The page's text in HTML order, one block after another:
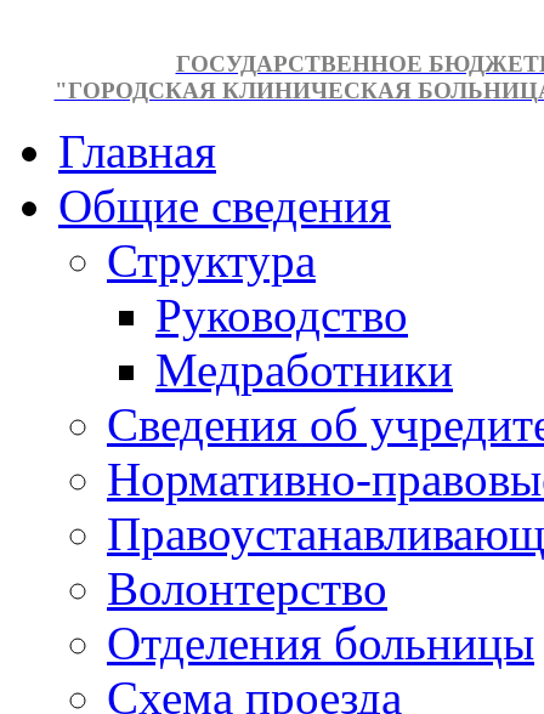
ГОСУДАРСТВЕННОЕ
"ГОРОДСКАЯ КЛИНИЧЕСКАЯ
Главная
Общие сведения
Структура
Руководство
Медработники
Сведения об
Нормативно-
Волонтерство
Отделения больницы
Схема проезда